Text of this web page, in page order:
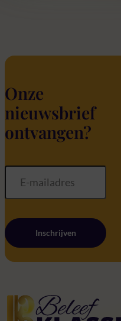
Onze
nieuwsbrief
ontvangen?
Inschrijven